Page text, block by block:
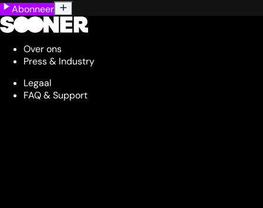
Abonneer
Over ons
Press & Industry
Legaal
FAQ & Support